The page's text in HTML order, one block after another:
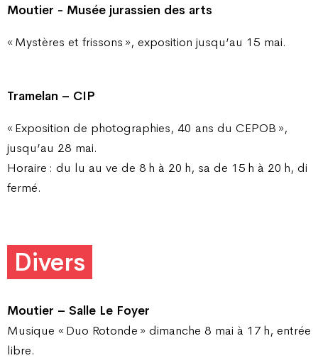
Moutier - Musée jurassien des arts
« Mystères et frissons », exposition jusqu’au 15 mai.
Tramelan – CIP
« Exposition de photographies, 40 ans du CEPOB »,
jusqu’au 28 mai.
Horaire : du lu au ve de 8 h à 20 h, sa de 15 h à 20 h, di
fermé.
Divers
Moutier – Salle Le Foyer
Musique « Duo Rotonde » dimanche 8 mai à 17 h, entrée
libre.